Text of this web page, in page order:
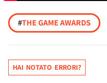
#THE GAME AWARDS
HAI NOTATO ERRORI?